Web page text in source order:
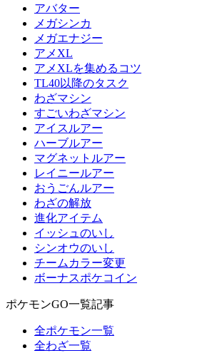
アバター
メガシンカ
メガエナジー
アメXL
アメXLを集めるコツ
TL40以降のタスク
わざマシン
すごいわざマシン
アイスルアー
ハーブルアー
マグネットルアー
レイニールアー
おうごんルアー
わざの解放
進化アイテム
イッシュのいし
シンオウのいし
チームカラー変更
ボーナスポケコイン
ポケモンGO一覧記事
全ポケモン一覧
全わざ一覧